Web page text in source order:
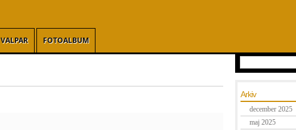
VALPAR FOTOALBUM
Arkiv
december 2025
maj 2025